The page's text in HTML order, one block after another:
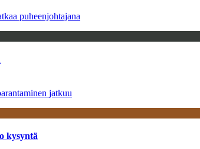
puheenjohtajana
jatkuu
kysyntä